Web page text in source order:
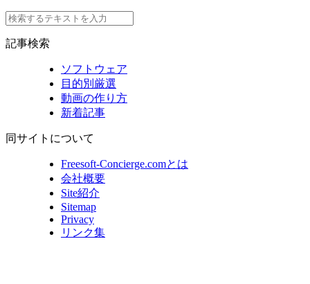
記事検索
ソフトウェア
目的別厳選
動画の作り方
新着記事
同サイトについて
Freesoft-Concierge.comとは
会社概要
Site紹介
Sitemap
Privacy
リンク集